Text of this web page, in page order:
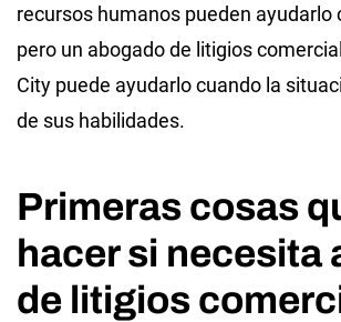
recursos humanos pueden ayudarlo
pero un abogado de litigios
City puede ayudarlo cuando la
de sus habilidades.
Primeras cosas
hacer si necesita
de litigios